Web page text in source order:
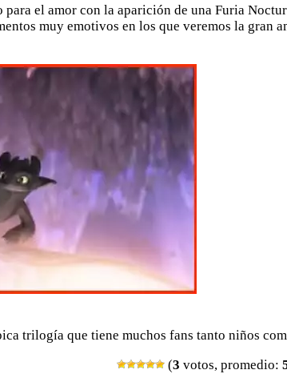
el amor con la aparición de una Furia
muy emotivos en los que veremos la gran
trilogía que tiene muchos fans tanto niños
(3 votos, promedio: